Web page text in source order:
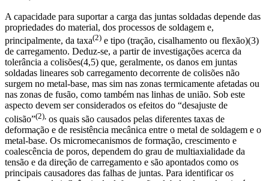
A capacidade para suportar a carga das juntas soldadas depende das
propriedades do material, dos processos de soldagem e,
principalmente, da taxa(2) e tipo (tração, cisalhamento ou flexão)(3)
de carregamento. Deduz-se, a partir de investigações acerca da
tolerância a colisões(4,5) que, geralmente, os danos em juntas
soldadas lineares sob carregamento decorrente de colisões não
surgem no metal-base, mas sim nas zonas termicamente afetadas ou
nas zonas de fusão, como também nas linhas de união. Sob este
aspecto devem ser considerados os efeitos do “desajuste de
colisão”(2), os quais são causados pelas diferentes taxas de
deformação e de resistência mecânica entre o metal de soldagem e o
metal-base. Os micromecanismos de formação, crescimento e
coalescência de poros, dependem do grau de multiaxialidade da
tensão e da direção de carregamento e são apontados como os
principais causadores das falhas de juntas. Para identificar os